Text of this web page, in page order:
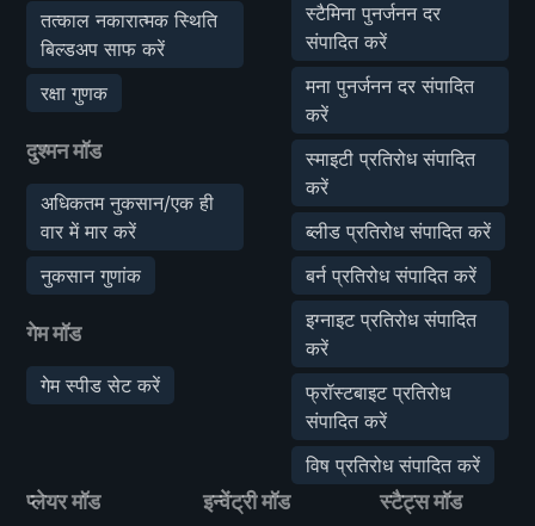
तत्काल नकारात्मक स्थिति
बिल्डअप साफ करें
रक्षा गुणक
दुश्मन मॉड
अधिकतम नुकसान/एक ही
वार में मार करें
नुकसान गुणांक
गेम मॉड
गेम स्पीड सेट करें
स्टैमिना पुनर्जनन दर
संपादित करें
मना पुनर्जनन दर संपादित
करें
स्माइटी प्रतिरोध संपादित
करें
ब्लीड प्रतिरोध संपादित करें
बर्न प्रतिरोध संपादित करें
इग्नाइट प्रतिरोध संपादित
करें
फ्रॉस्टबाइट प्रतिरोध
संपादित करें
विष प्रतिरोध संपादित करें
प्लेयर मॉड इन्वेंट्री मॉड स्टैट्स मॉड